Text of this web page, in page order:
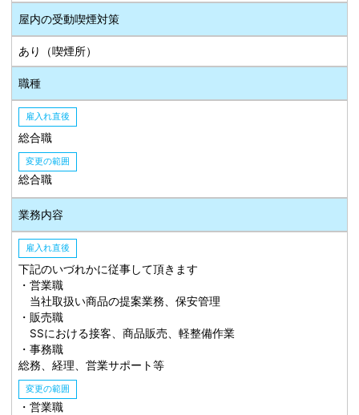
屋内の受動喫煙対策
あり（喫煙所）
職種
雇入れ直後
総合職
変更の範囲
総合職
業務内容
雇入れ直後
下記のいづれかに従事して頂きます
・営業職
当社取扱い商品の提案業務、保安管理
・販売職
SSにおける接客、商品販売、軽整備作業
・事務職
総務、経理、営業サポート等
変更の範囲
・営業職